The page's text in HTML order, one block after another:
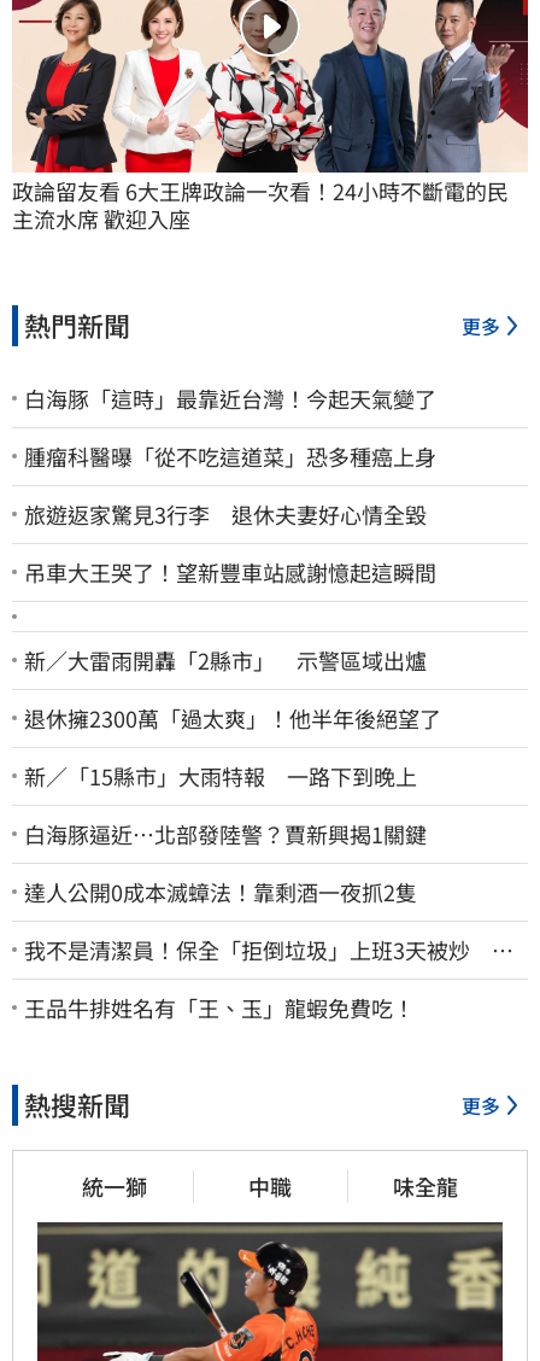
政論留友看 6大王牌政論一次看！24小時不斷電的民
主流水席 歡迎入座
熱門新聞 更多
白海豚「這時」最靠近台灣！今起天氣變了
腫瘤科醫曝「從不吃這道菜」恐多種癌上身
旅遊返家驚見3行李 退休夫妻好心情全毀
吊車大王哭了！望新豐車站感謝憶起這瞬間
新／大雷雨開轟「2縣市」 示警區域出爐
退休擁2300萬「過太爽」！他半年後絕望了
新／「15縣市」大雨特報 一路下到晚上
白海豚逼近…北部發陸警？賈新興揭1關鍵
達人公開0成本滅蟑法！靠剩酒一夜抓2隻
我不是清潔員！保全「拒倒垃圾」上班3天被炒 找
法院討公道結果出爐
王品牛排姓名有「王、玉」龍蝦免費吃！
熱搜新聞 更多
統一獅 中職 味全龍